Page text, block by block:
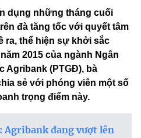
dụng những tháng cuối
đà tăng tốc với quyết tâm
ra, thể hiện sự khởi sắc
2015 của ngành Ngân
Agribank (PTGĐ), bà
sẻ với phóng viên một số
trọng điểm này.
Agribank đang vượt lên